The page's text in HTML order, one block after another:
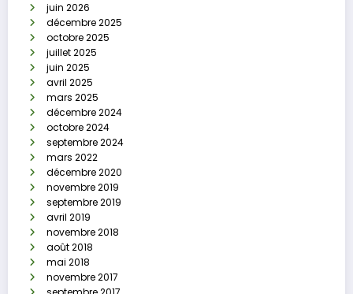
juin 2026
décembre 2025
octobre 2025
juillet 2025
juin 2025
avril 2025
mars 2025
décembre 2024
octobre 2024
septembre 2024
mars 2022
décembre 2020
novembre 2019
septembre 2019
avril 2019
novembre 2018
août 2018
mai 2018
novembre 2017